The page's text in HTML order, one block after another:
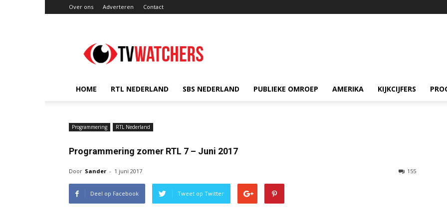
Over ons Adverteren Contact
HOME RTL NEDERLAND SBS NEDERLAND PUBLIEKE OMROEP AMERIKA KIJKCIJFERS
Programmering RTL Nederland
Programmering zomer RTL 7 – Juni 2017
Door Sander - 1 juni 2017 155
Deel op Facebook Tweet op Twitter